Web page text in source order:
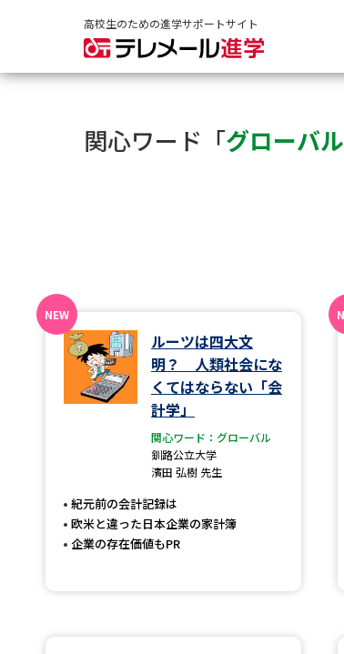
高校生のための進学サポートサイト
関心ワード「グローバル
ルーツは四大文
明？ 人類社会にな
くてはならない「会
計学」
関心ワード：グローバル
釧路公立大学
濱田 弘樹 先生
紀元前の会計記録は
欧米と違った日本企業の家計簿
企業の存在価値もPR